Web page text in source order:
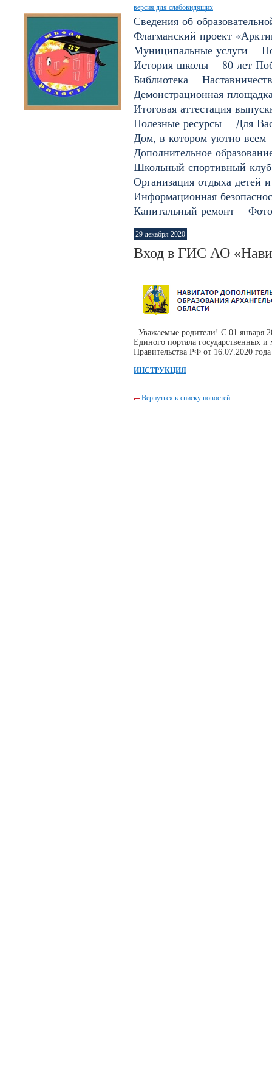
версия для слабовидящих
Сведения об
Флагманский проект
Муниципальные услуги
История школы
80 лет
Библиотека
Демонстрационная
Итоговая аттестация
Полезные ресурсы
Для
Дом, в котором уютно всем
Дополнительное
Школьный спортивный клуб
Организация отдыха детей
Информационная
Капитальный ремонт
29 декабря 2020
Вход в ГИС АО
Уважаемые родители! С 01 января
Единого портала государственных
Правительства РФ от 16.07.2020
ИНСТРУКЦИЯ
Вернуться к списку новостей